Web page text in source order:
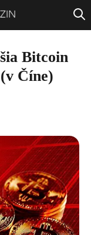
Bitcoin
Číne)